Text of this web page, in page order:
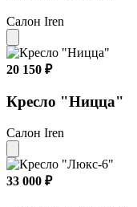
Салон Iren
20 150 ₽
Кресло "Ницца"
Салон Iren
33 000 ₽